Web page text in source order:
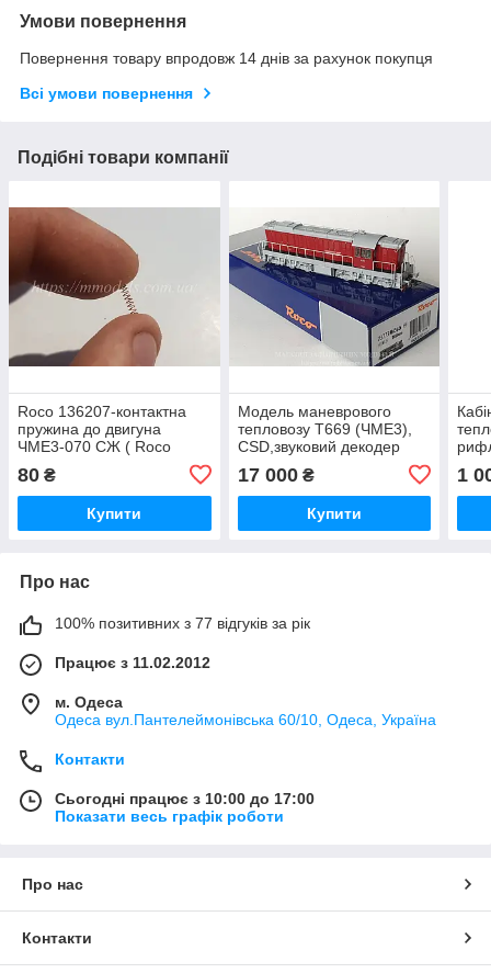
Умови повернення
Повернення товару впродовж 14 днів за рахунок покупця
Всі умови повернення
Подібні товари компанії
Roco 136207-контактна
пружина до двигуна
ЧМЕ3-070 СЖ ( Roco
довжина 22.7, масштабу
1:87
80 ₴
Купити
Модель маневрового
тепловозу T669 (ЧМЕ3),
CSD,звуковий декодер
73773
17 000₴
Купити
1
Про нас
100% позитивних з 77 відгуків за рік
Працює з 11.02.2012
м. Одеса
Одеса вул.Пантелеймонівська 60/10, Одеса, Україна
Контакти
Сьогодні працює з 10:00 до 17:00
Показати весь графік роботи
Про нас
Контакти